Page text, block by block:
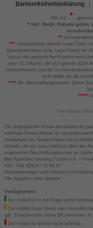
Barrierefreiheitserklärung
Alle mit
*inkl. MwSt. Rabatte gelten
**
*** Verkaufspreis gemäß Lauer-Taxe;
Spezialitätentaxe (sog. Lauer-Taxe) bei
Lasten der gesetzlichen
unter 12 Jahren), die sich gemäß §129
Unternehmens und der
sich nicht um die
****BK: Beschaffungskosten. Diese
*****
Hier können Sie
Die angegebenen Preise beinhalten die
innerhalb Deutschlands ist
Sendungen ins Ausland fallen durch
Artikeln, die wir ausschließlich über den
sogenannte Beschaffungskosten an (siehe
Bad Apotheke Henning Fichter e.K. -
422 - Fax 05424 / 21 64 47
Preisänderungen und Irrtümer sind
Alle Angaben ohne Gewähr.
Verfügbarkeit:
Der Artikel ist in der Regel sofort
Der Artikel muss direkt vom Hersteller
ggf. Zusatzkosten (siehe BK) kommen.
Der Artikel ist derzeit nicht lieferbar.